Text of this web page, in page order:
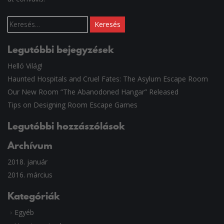
Keresés:
Legutóbbi bejegyzések
Helló Világ!
Haunted Hospitals and Cruel Fates: The Asylum Escape Room
Our New Room “The Abanodoned Hangar” Released
Tips on Designing Room Escape Games
Legutóbbi hozzászólások
Archívum
2018. január
2016. március
Kategóriák
Egyéb